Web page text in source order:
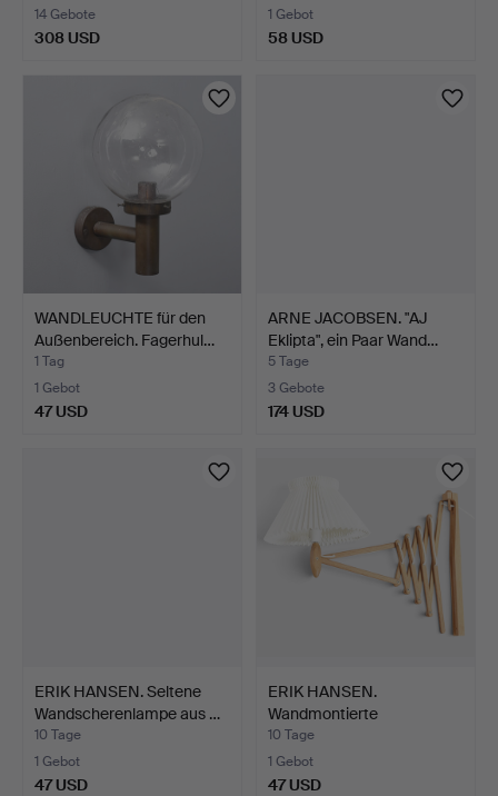
14 Gebote
308 USD
1 Gebot
58 USD
WANDLEUCHTE für den
Außenbereich. Fagerhul…
1 Tag
1 Gebot
47 USD
ARNE JACOBSEN. "AJ
Eklipta", ein Paar Wand…
5 Tage
3 Gebote
174 USD
ERIK HANSEN. Seltene
Wandscherenlampe aus …
10 Tage
1 Gebot
47 USD
ERIK HANSEN.
Wandmontierte
Scherlampe aus …
10 Tage
1 Gebot
47 USD